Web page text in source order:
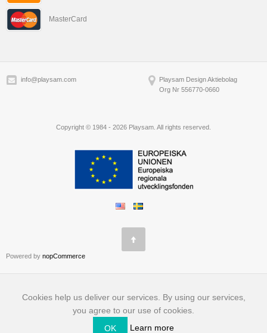
MasterCard
info@playsam.com
Playsam Design Aktiebolag
Org Nr 556770-0660
Copyright © 1984 - 2026 Playsam. All rights reserved.
Powered by nopCommerce
Cookies help us deliver our services. By using our services,
you agree to our use of cookies.
OK
Learn more